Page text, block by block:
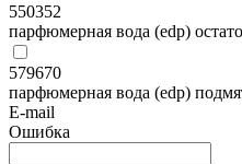
550352
парфюмерная вода (edp)
579670
парфюмерная вода (edp)
E-mail
Ошибка